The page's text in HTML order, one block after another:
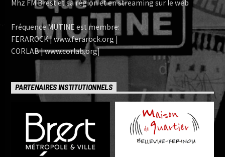
Mhz FM Brest et sa région et en streaming sur le web
Fréquence MUTINE est membre:
FERAROCK | www.ferarock.org |
CORLAB | www.corlab.org|
PARTENAIRES INSTITUTIONNELS